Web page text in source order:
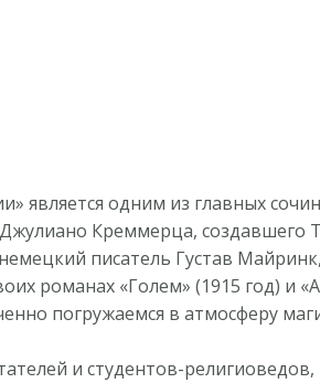
является одним из главных
Креммерца,
писатель Густав
романах «Голем» (1915 год) и
погружаемся в атмосферу
и студентов-